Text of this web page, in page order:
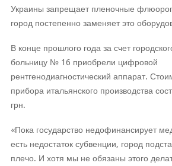
Украины запрещает пленочные
город постепенно заменяет это
В конце прошлого года за счет
больницу № 16 приобрели цифровой
рентгенодиагностический аппарат.
прибора итальянского производства
грн.
«Пока государство недофинансирует
есть недостаток субвенции, город
плечо. И хотя мы не обязаны этого